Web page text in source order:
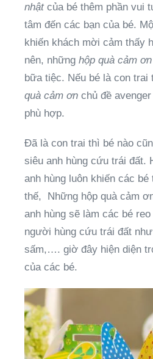
nhật của bé thêm phần vui
tâm đến các bạn của bé.
khiến khách mời cảm thấy
nên, những hộp quà cảm ơn
bữa tiệc. Nếu bé là con trai
quà cảm ơn chủ đề
phù hợp.
Đã là con trai thì bé nào
siêu anh hùng cứu trái đất.
anh hùng luôn khiến các
thế, Những hộp quà cảm
anh hùng sẽ làm các bé
người hùng cứu trái đất
sấm,…. giờ đây hiện diện
của các bé.